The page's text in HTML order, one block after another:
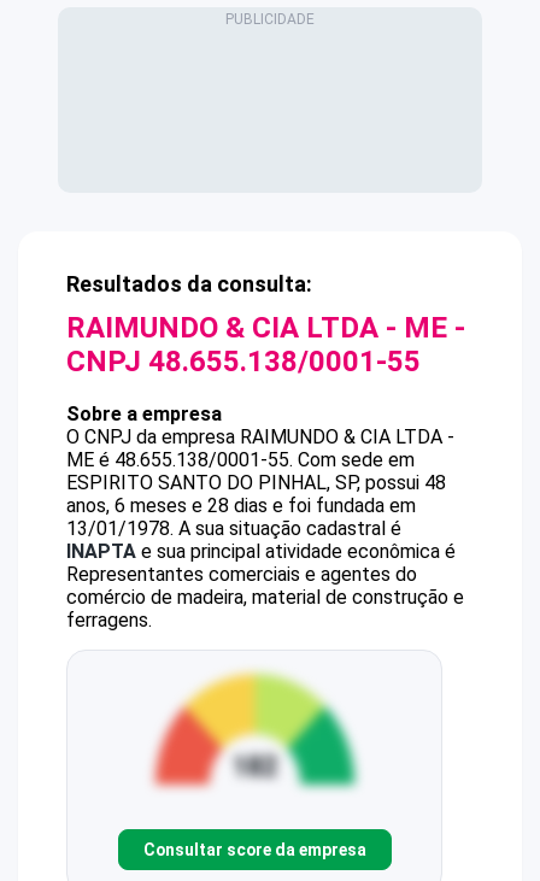
Resultados da consulta:
RAIMUNDO & CIA LTDA - ME -
CNPJ 48.655.138/0001-55
Sobre a empresa
O CNPJ da empresa RAIMUNDO & CIA LTDA -
ME é 48.655.138/0001-55. Com sede em
ESPIRITO SANTO DO PINHAL, SP, possui 48
anos, 6 meses e 28 dias e foi fundada em
13/01/1978. A sua situação cadastral é
INAPTA e sua principal atividade econômica é
Representantes comerciais e agentes do
comércio de madeira, material de construção e
ferragens.
Consultar score da empresa